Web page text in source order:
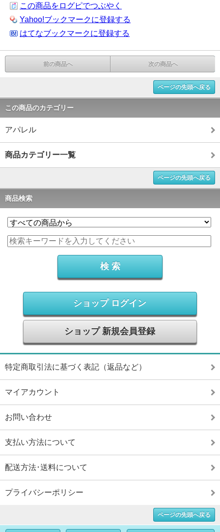
この商品をログピでつぶやく
Yahoo!ブックマークに登録する
はてなブックマークに登録する
前の商品へ 次の商品へ
ページの先頭へ戻る
この商品のカテゴリー
アパレル
商品カテゴリー一覧
ページの先頭へ戻る
商品検索
ショップ ログイン
ショップ 新規会員登録
特定商取引法に基づく表記（返品など）
マイアカウント
お問い合わせ
支払い方法について
配送方法･送料について
プライバシーポリシー
ページの先頭へ戻る